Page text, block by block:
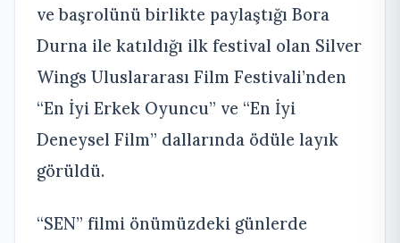
ve başrolünü birlikte paylaştığı Bora
Durna ile katıldığı ilk festival olan Silver
Wings Uluslararası Film Festivali’nden
“En İyi Erkek Oyuncu” ve “En İyi
Deneysel Film” dallarında ödüle layık
görüldü.
“SEN” filmi önümüzdeki günlerde